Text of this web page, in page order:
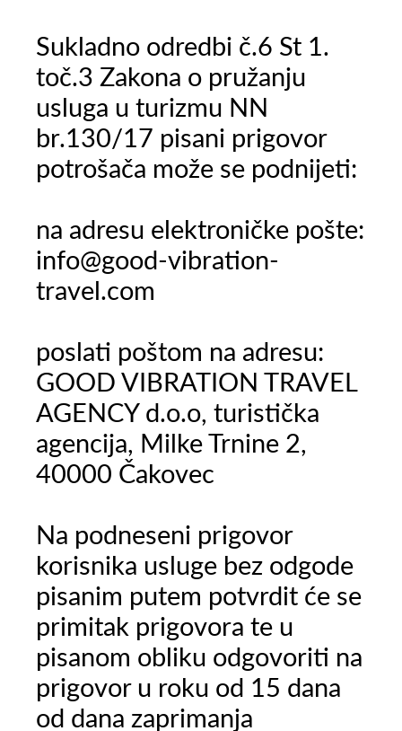
Sukladno odredbi č.6 St 1.
toč.3 Zakona o pružanju
usluga u turizmu NN
br.130/17 pisani prigovor
potrošača može se podnijeti:
na adresu elektroničke pošte:
info@good-vibration-
travel.com
poslati poštom na adresu:
GOOD VIBRATION TRAVEL
AGENCY d.o.o, turistička
agencija, Milke Trnine 2,
40000 Čakovec
Na podneseni prigovor
korisnika usluge bez odgode
pisanim putem potvrdit će se
primitak prigovora te u
pisanom obliku odgovoriti na
prigovor u roku od 15 dana
od dana zaprimanja